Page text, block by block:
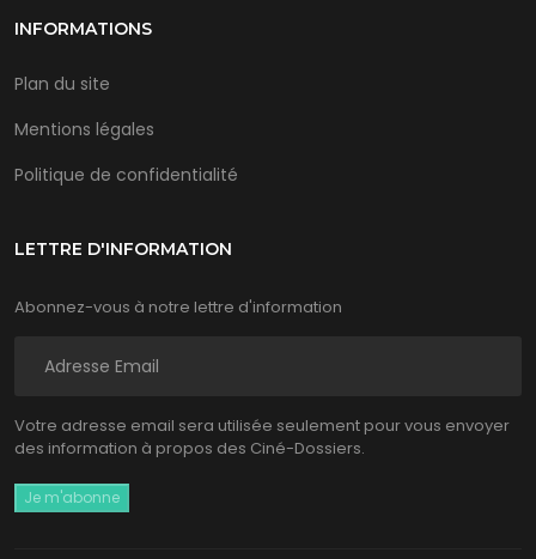
INFORMATIONS
Plan du site
Mentions légales
Politique de confidentialité
LETTRE D'INFORMATION
Abonnez-vous à notre lettre d'information
Votre adresse email sera utilisée seulement pour vous envoyer
des information à propos des Ciné-Dossiers.